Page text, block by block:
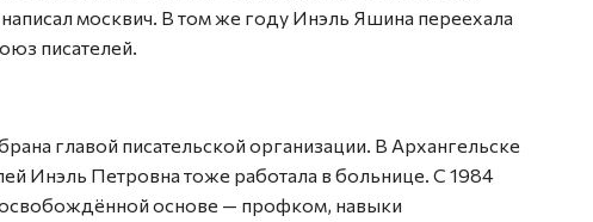
моск­вич. В том же году Инэль Яшина переехала
писателей.
главой писательской организации. В Архангельске
Инэль Петровна тоже работала в больнице. С 1984
освобождённой основе — профком, навыки